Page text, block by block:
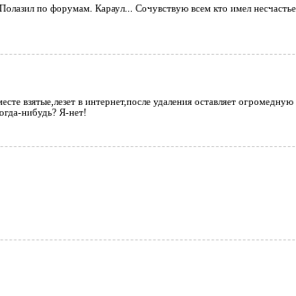
по форумам. Караул... Сочувствую всем кто имел
взятые,лезет в интернет,после удаления оставляет
нибудь? Я-нет!